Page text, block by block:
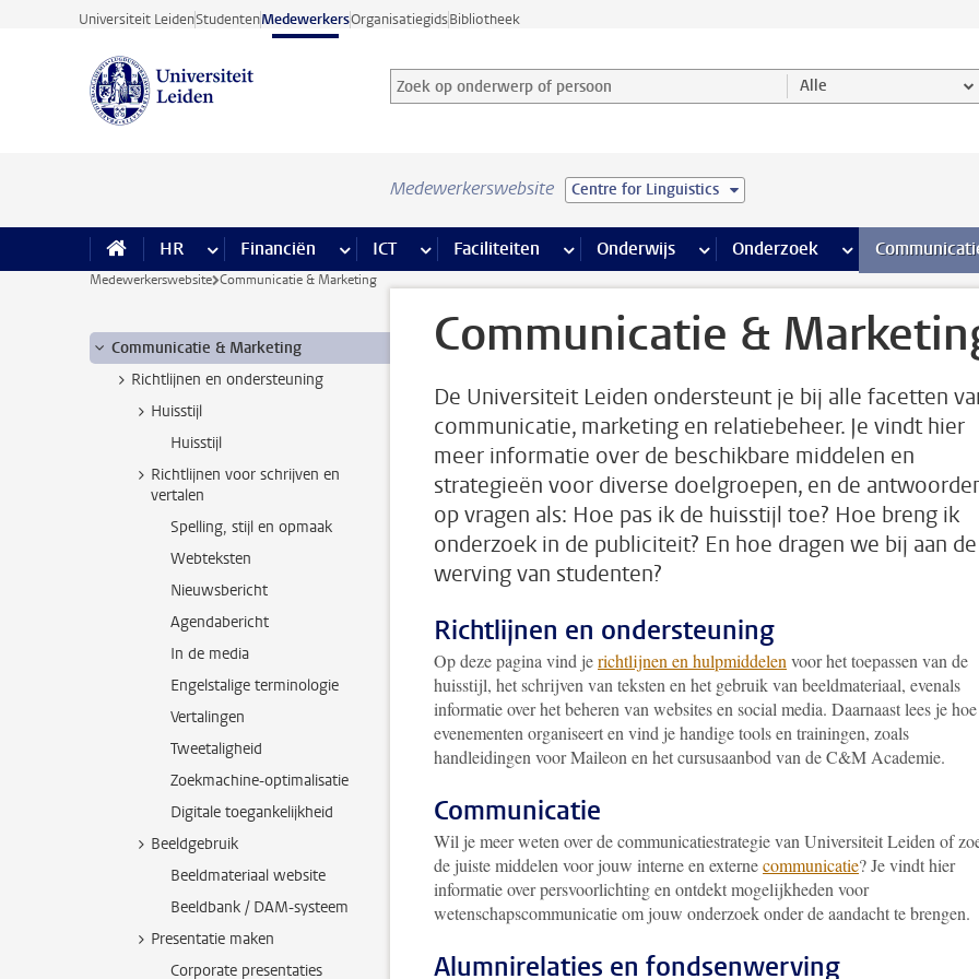
Ga direct naar de inhoud
Universiteit LeidenStudentenMedewerkersOrganisatiegidsBibliotheek
Zoek op onderwerp of persoon en selecteer categorie
Zoekterm Alle
Medewerkerswebsite Centre for Linguistics
HR meer HR pagina’s
Financiën meer Financiën pagina’s
ICT meer ICT pagina’s
Faciliteiten meer Faciliteiten pagina’s
Onderwijs meer Onderwijs pagina’s
Onderzoek meer Onderzoek
Medewerkerswebsite Communicatie & Marketing
Communicatie & Marketing
Richtlijnen en ondersteuning
Huisstijl
Huisstijl
Richtlijnen voor schrijven en
vertalen
Spelling, stijl en opmaak
Webteksten
Nieuwsbericht
Agendabericht
In de media
Engelstalige terminologie
Vertalingen
Tweetaligheid
Zoekmachine-optimalisatie
Digitale toegankelijkheid
Beeldgebruik
Beeldmateriaal website
Beeldbank / DAM-systeem
Presentatie maken
Corporate presentaties
Communicatie &
De Universiteit Leiden ondersteunt je bij alle facetten
communicatie, marketing en relatiebeheer. Je vindt hier
meer informatie over de beschikbare middelen en
strategieën voor diverse doelgroepen, en de
op vragen als: Hoe pas ik de huisstijl toe? Hoe breng ik
onderzoek in de publiciteit? En hoe dragen we bij aan de
werving van studenten?
Richtlijnen en ondersteuning
Op deze pagina vind jerichtlijnen en hulpmiddelen voor het toepassen van de
huisstijl, het schrijven van teksten en het gebruik van beeldmateriaal, evenals
informatie over het beheren van websites en social media. Daarnaast lees je
evenementen organiseert en vind je handige tools en trainingen, zoals
handleidingen voor Maileon en het cursusaanbod van de C&M Academie.
Communicatie
Wil je meer weten over de communicatiestrategie van Universiteit Leiden of
de juiste middelen voor jouw interne en externecommunicatie? Je vindt hier
informatie over persvoorlichting en ontdekt mogelijkheden voor
wetenschapscommunicatie om jouw onderzoek onder de aandacht te brengen.
Alumnirelaties en fondsenwerving